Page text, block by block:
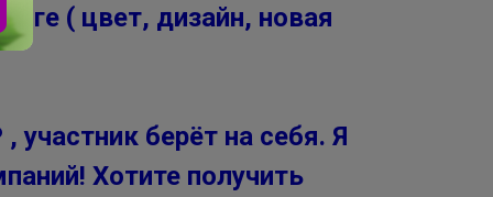
( цвет, дизайн, новая
берёт на себя. Я
Хотите получить